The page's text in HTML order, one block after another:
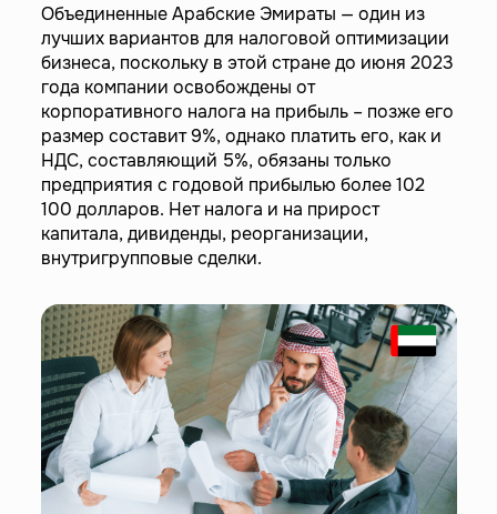
Объединенные Арабские Эмираты — один из
лучших вариантов для налоговой оптимизации
бизнеса, поскольку в этой стране до июня 2023
года компании освобождены от
корпоративного налога на прибыль – позже его
размер составит 9%, однако платить его, как и
НДС, составляющий 5%, обязаны только
предприятия с годовой прибылью более 102
100 долларов. Нет налога и на прирост
капитала, дивиденды, реорганизации,
внутригрупповые сделки.